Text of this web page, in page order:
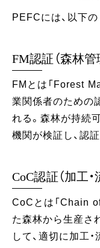
PEFCには、以下
FM認証（森林管
FMとは「Forest
業関係者のための
れる。森林が持続
機関が検証し、認証
CoC認証（加工
CoCとは「Chain
た森林から生産さ
して、適切に加工